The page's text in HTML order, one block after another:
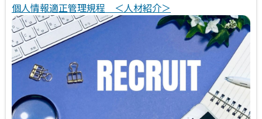
個人情報適正管理規程 ＜人材紹介＞